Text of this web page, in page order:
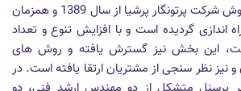
واحد خدمات پس از فروش شرکت پرتونگار پرشیا از سال 1389 و همزمان
اندازی گردیده است و با افزایش تنوع و تعداد
این بخش نیز گسترش یافته و روش های
نیز نظر سنجی از مشتریان ارتقا یافته است. در